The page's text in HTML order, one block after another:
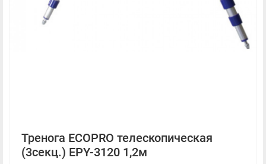
Тренога ECOPRO телескопическая
(3секц.) EPY-3120 1,2м